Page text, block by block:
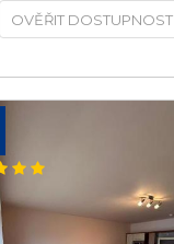
OVĚŘIT DOSTUPNOST